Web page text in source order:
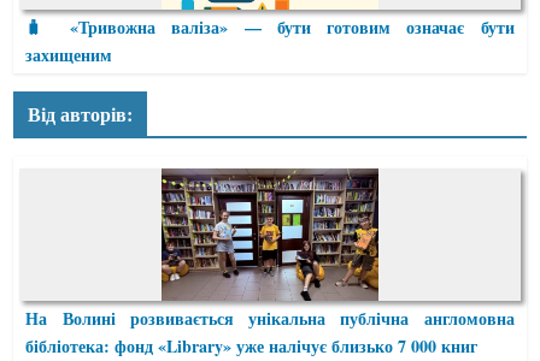
🧳 «Тривожна валіза» — бути готовим означає бути
захищеним
Від авторів:
На Волині розвивається унікальна публічна англомовна
бібліотека: фонд «Library» уже налічує близько 7 000 книг